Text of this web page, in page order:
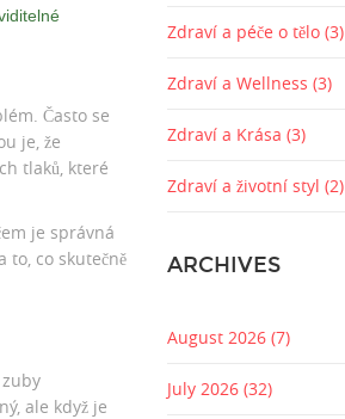
Často se
je, že
tlaků, které
je správná
to, co skutečně
ale když je
Zdraví a péče o tělo (3)
Zdraví a Wellness (3)
Zdraví a Krása (3)
Zdraví a životní styl (2)
ARCHIVES
August 2026 (7)
July 2026 (32)